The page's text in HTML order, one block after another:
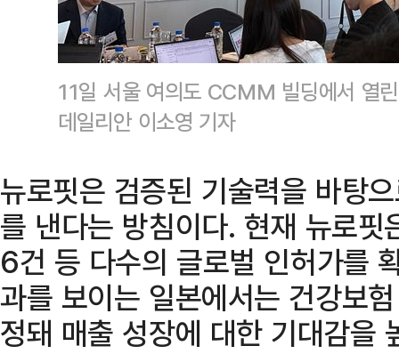
11일 서울 여의도 CCMM 빌딩에서 열
데일리안 이소영 기자
뉴로핏은 검증된 기술력을 바탕
를 낸다는 방침이다. 현재 뉴로
6건 등 다수의 글로벌 인허가를
과를 보이는 일본에서는 건강보
정돼 매출 성장에 대한 기대감을